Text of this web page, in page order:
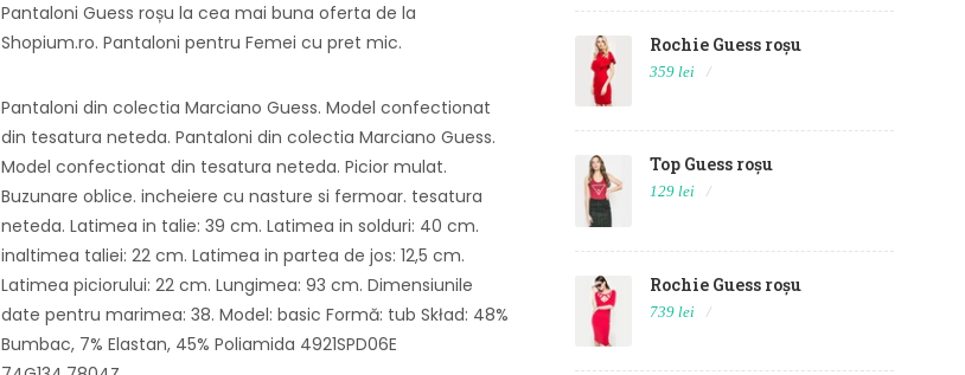
Pantaloni Guess roșu la cea mai buna oferta de la
Shopium.ro. Pantaloni pentru Femei cu pret mic.
Pantaloni din colectia Marciano Guess. Model confectionat
din tesatura neteda. Pantaloni din colectia Marciano Guess.
Model confectionat din tesatura neteda. Picior mulat.
Buzunare oblice. incheiere cu nasture si fermoar. tesatura
neteda. Latimea in talie: 39 cm. Latimea in solduri: 40 cm.
inaltimea taliei: 22 cm. Latimea in partea de jos: 12,5 cm.
Latimea piciorului: 22 cm. Lungimea: 93 cm. Dimensiunile
date pentru marimea: 38. Model: basic Formă: tub Skład: 48%
Bumbac, 7% Elastan, 45% Poliamida 4921SPD06E
Rochie Guess roșu
359 lei
Top Guess roșu
129 lei
Rochie Guess roșu
739 lei